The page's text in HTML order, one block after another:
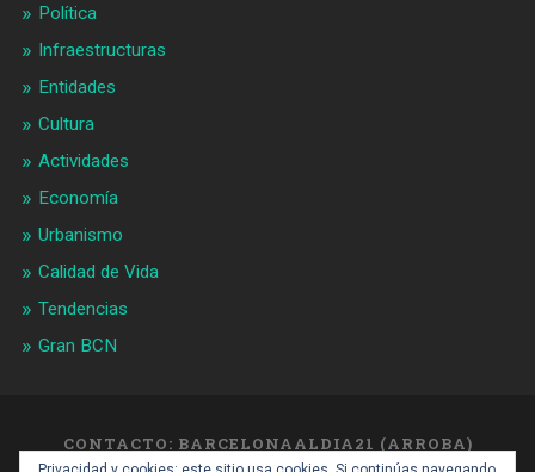
Política
Infraestructuras
Entidades
Cultura
Actividades
Economía
Urbanismo
Calidad de Vida
Tendencias
Gran BCN
CONTACTO: BARCELONAALDIA21 (ARROBA)
GMAIL.COM